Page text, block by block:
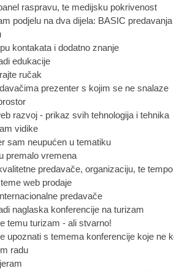
raspravu, te medijsku pokrivenost
podjelu na dva dijela: BASIC
kontakata i dodatno znanje
edukacije
ručak
prezenter s kojim se ne snalaze
razvoj - prikaz svih tehnologija i tehnika
vidike
sam neupućen u tematiku
premalo vremena
predavače, organizaciju, te
web prodaje
predavače
naglaska konferencije na turizam
temu turizam - ali stvarno!
upoznati s temema konferencije koje ne
radu